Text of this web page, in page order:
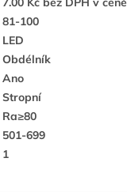
81-100
LED
Obdélník
Ano
Stropní
Ra≥80
501-699
1